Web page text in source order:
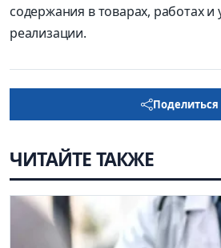
содержания в товарах, работах и
реализации.
Поделиться
ЧИТАЙТЕ ТАКЖЕ